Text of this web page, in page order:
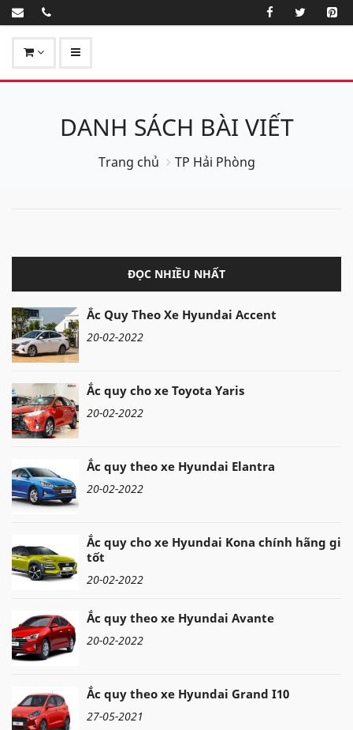
DANH SÁCH BÀI VIẾT
Trang chủ TP Hải Phòng
ĐỌC NHIỀU NHẤT
Ắc Quy Theo Xe Hyundai Accent
20-02-2022
Ắc quy cho xe Toyota Yaris
20-02-2022
Ắc quy theo xe Hyundai Elantra
20-02-2022
Ắc quy cho xe Hyundai Kona chính hãng giá
tốt
20-02-2022
Ắc quy theo xe Hyundai Avante
20-02-2022
Ắc quy theo xe Hyundai Grand I10
27-05-2021